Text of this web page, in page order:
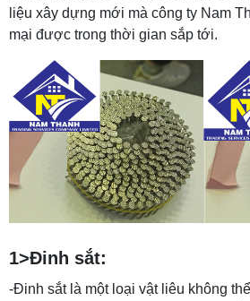
liệu xây dựng mới mà công ty Nam
mại được trong thời gian sắp tới.
1>Đinh sắt:
-Đinh sắt là một loại vật liêu không